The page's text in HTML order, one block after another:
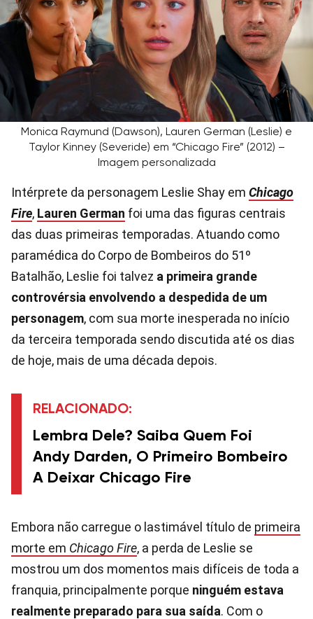
Monica Raymund (Dawson), Lauren German (Leslie) e
Taylor Kinney (Severide) em “Chicago Fire” (2012) –
Imagem personalizada
Intérprete da personagem Leslie Shay em Chicago
Fire, Lauren German foi uma das figuras centrais
das duas primeiras temporadas. Atuando como
paramédica do Corpo de Bombeiros do 51º
Batalhão, Leslie foi talvez a primeira grande
controvérsia envolvendo a despedida de um
personagem, com sua morte inesperada no início
da terceira temporada sendo discutida até os dias
de hoje, mais de uma década depois.
RELACIONADO:
Lembra Dele? Saiba Quem Foi
Andy Darden, O Primeiro Bombeiro
A Deixar Chicago Fire
Embora não carregue o lastimável título de primeira
morte em Chicago Fire, a perda de Leslie se
mostrou um dos momentos mais difíceis de toda a
franquia, principalmente porque ninguém estava
realmente preparado para sua saída. Com o